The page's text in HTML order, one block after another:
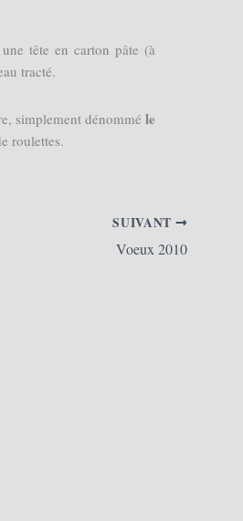
tête en carton pâte (à
tracté.
simplement dénommé le
roulettes.
SUIVANT
Voeux 2010